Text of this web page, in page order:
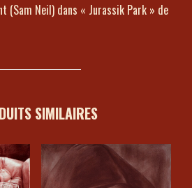
(Sam Neil) dans « Jurassik Park » de
SIMILAIRES